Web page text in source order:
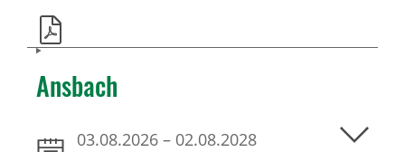
Ansbach
03.08.2026 – 02.08.2028